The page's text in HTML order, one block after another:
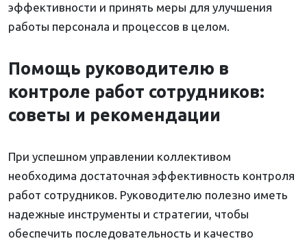
эффективности и принять меры для улучшения
работы персонала и процессов в целом.
Помощь руководителю в
контроле работ сотрудников:
советы и рекомендации
При успешном управлении коллективом
необходима достаточная эффективность контроля
работ сотрудников. Руководителю полезно иметь
надежные инструменты и стратегии, чтобы
обеспечить последовательность и качество